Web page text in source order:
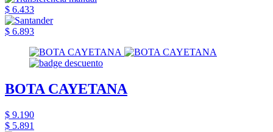
$ 6.433
$ 6.893
BOTA CAYETANA
$ 9.190
$ 5.891